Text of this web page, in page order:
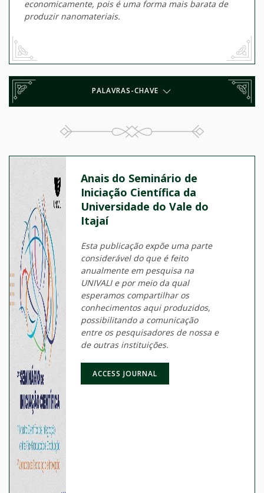
economicamente, pois é uma forma mais barata de
produzir nanomateriais.
PALAVRAS-CHAVE
Anais do Seminário de
Iniciação Científica da
Universidade do Vale do
Itajaí
Esta publicação expõe uma parte
considerável do que é feito
anualmente em pesquisa na
UNIVALI e por meio da qual
esperamos compartilhar os
conhecimentos aqui produzidos,
possibilitando a comunicação
entre os pesquisadores de nossa e
de outras instituições.
ACCESS JOURNAL